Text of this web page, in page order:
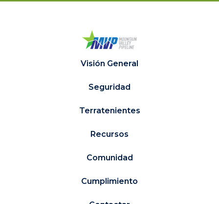
Visión General
Seguridad
Terratenientes
Recursos
Comunidad
Cumplimiento